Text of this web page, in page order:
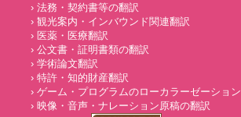
› 法務・契約書等の翻訳
› 観光案内・インバウンド関連翻訳
› 医薬・医療翻訳
› 公文書・証明書類の翻訳
› 学術論文翻訳
› 特許・知的財産翻訳
› ゲーム・プログラムのローカラーゼーション
› 映像・音声・ナレーション原稿の翻訳